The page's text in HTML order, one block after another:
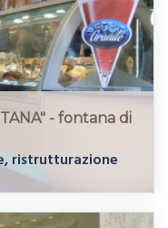
- fontana di
ristrutturazione